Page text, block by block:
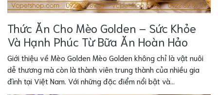
Thức Ăn Cho Mèo Golden – Sức Khỏe
Và Hạnh Phúc Từ Bữa Ăn Hoàn Hảo
Giới thiệu về Mèo Golden Mèo Golden không chỉ là vật nuôi
dễ thương mà còn là thành viên trung thành của nhiều gia
đình tại Việt Nam. Với những đặc điểm nổi bật và...